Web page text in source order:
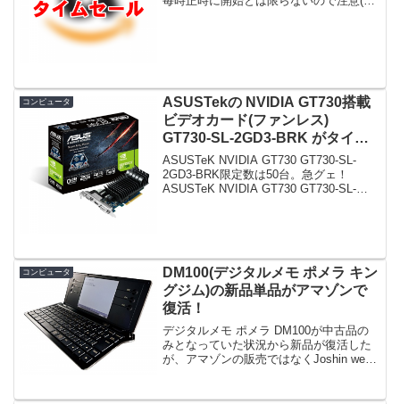
コンピュータ
ASUSTekの NVIDIA GT730搭載
ビデオカード(ファンレス)
GT730-SL-2GD3-BRK がタイム
セールで6,180円！
ASUSTeK NVIDIA GT730 GT730-SL-
2GD3-BRK限定数は50台。急グェ！
ASUSTeK NVIDIA GT730 GT730-SL-
コンピュータ
DM100(デジタルメモ ポメラ キン
グジム)の新品単品がアマゾンで
復活！
デジタルメモ ポメラ DM100が中古品の
みとなっていた状況から新品が復活した
が、アマゾンの販売ではなくJoshin web